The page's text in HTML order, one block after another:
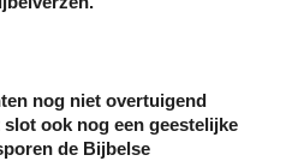
nog niet overtuigend
ook nog een geestelijke
de Bijbelse